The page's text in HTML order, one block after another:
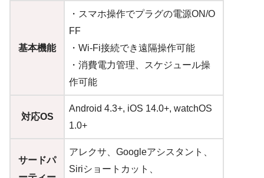
基本機能
・スマホ操作でプラグの電源ON/O
FF
・Wi-Fi接続でき遠隔操作可能
・消費電力管理、スケジュール操
作可能
対応OS
Android 4.3+, iOS 14.0+, watchOS
1.0+
サードパ
アレクサ、Googleアシスタント、
Siriショートカット、